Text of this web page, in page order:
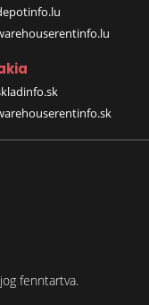
fenntartva.